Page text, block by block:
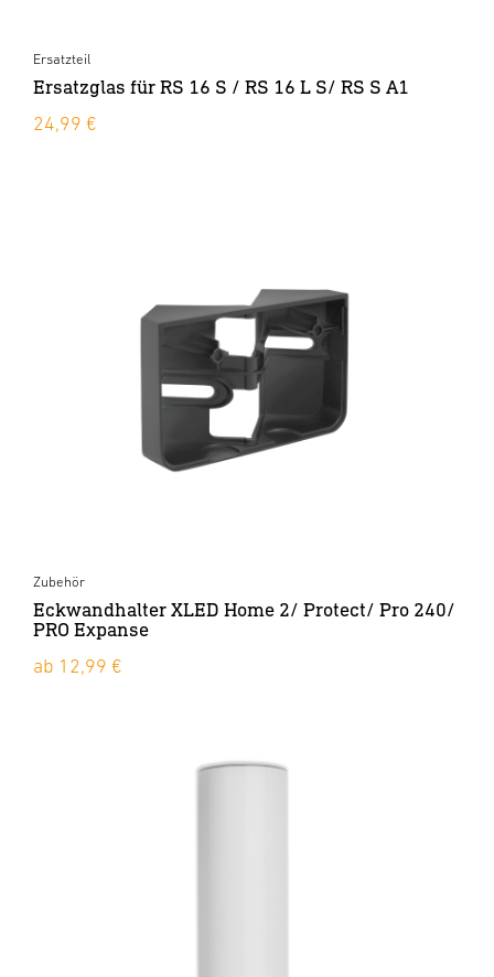
Ersatzteil
Ersatzglas für RS 16 S / RS 16 L S/ RS S A1
24,99 €
Zubehör
Eckwandhalter XLED Home 2/ Protect/ Pro 240/
PRO Expanse
ab 12,99 €